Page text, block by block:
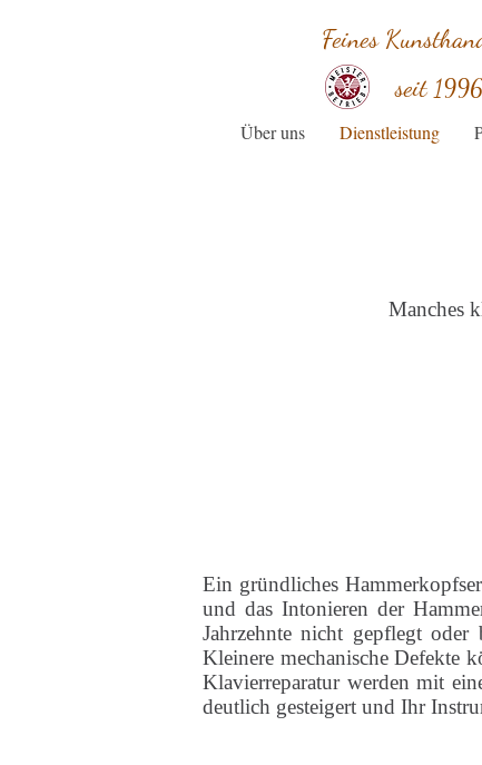
Feines
Über uns Dienstleistung
seit 1996
Manches
Ein gründliches
und das Intonieren der
Jahrzehnte nicht gepflegt
Kleinere mechanische Defekte
Klavierreparatur werden mit
deutlich gesteigert und Ihr